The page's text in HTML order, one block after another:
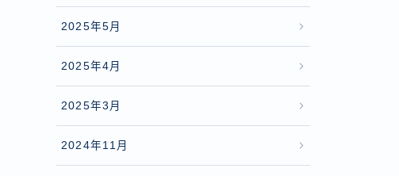
2025年5月
2025年4月
2025年3月
2024年11月